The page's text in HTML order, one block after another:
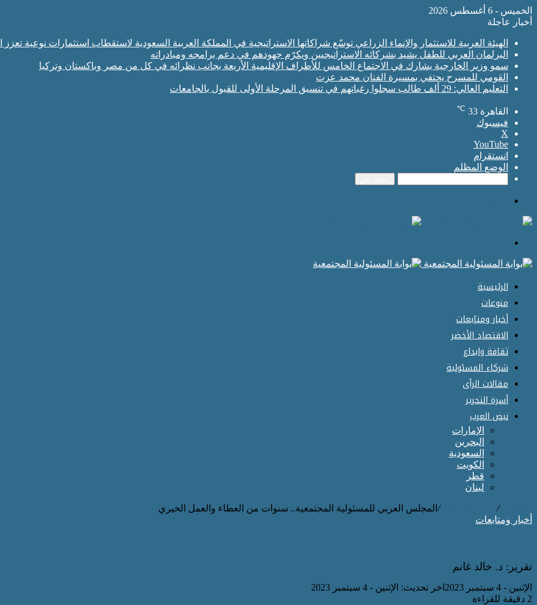
الخميس - 6 أغسطس 2026
أخبار عاجلة
الهيئة العربية للاستثمار والإنماء الزراعي توسّع شراكاتها الاستراتيجية في المملكة العربية السعودية لاستقطاب استثمارات نوعية تعزز
البرلمان العربي للطفل يشيد بشركائه الاستراتيجيين ويكرّم جهودهم في دعم برامجه ومبادراته
سمو وزير الخارجية يشارك في الاجتماع الخامس للأطراف الإقليمية الأربعة بجانب نظرائه في كل من مصر وباكستان وتركيا
القومي للمسرح يحتفي بمسيرة الفنان محمد عزت
التعليم العالي: 29 ألف طالب سجلوا رغباتهم في تنسيق المرحلة الأولى للقبول بالجامعات
القاهرة 33
℃
فيسبوك
‫X
‫YouTube
انستقرام
الوضع المظلم
الرئيسية
منوعات
أخبار ومتابعات
الاقتصاد الأخضر
ثقافة وابداع
شركاء المسئولية
مقالات الرأى
أسرة التحرير
نبض العرب
الإمارات
البحرين
السعودية
الكويت
قطر
لبنان
الرئيسية/ أخبار ومتابعات/ المجلس العربي للمسئولية المجتمعية.. سنوات من العطاء والعمل الخيري
أخبار ومتابعات
تقرير: د. خالد غانم
الإثنين - 4 سبتمبر 2023
اخر تحديث: الإثنين - 4 سبتمبر 2023
2 دقيقة للقراءة